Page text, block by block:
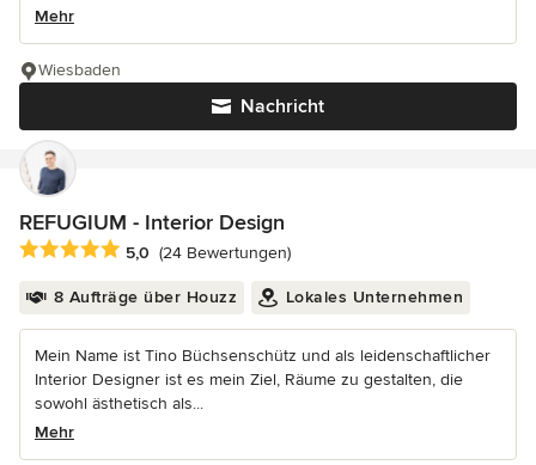
Mehr
Nachricht
Wiesbaden
REFUGIUM - Interior Design
Durchschnittliche Bewertung: 5 von 5 Sternen
5,0 (24 Bewertungen)
8 Aufträge über Houzz Lokales Unternehmen
Mein Name ist Tino Büchsenschütz und als leidenschaftlicher
Interior Designer ist es mein Ziel, Räume zu gestalten, die
sowohl ästhetisch als...
Mehr